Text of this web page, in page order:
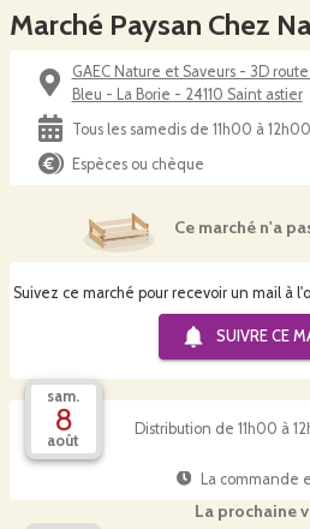
GAEC Nature et Saveurs - 3D
Bleu - La Borie - 24110 Saint astier
Tous les samedis de 11h00 à 12h00
Espèces ou chèque
Suivez ce marché pour recevoir un mail à
SUIVRE CE
Ce marché n'a
sam.
8
août
Distribution de 11h00 à
La commande
La prochaine